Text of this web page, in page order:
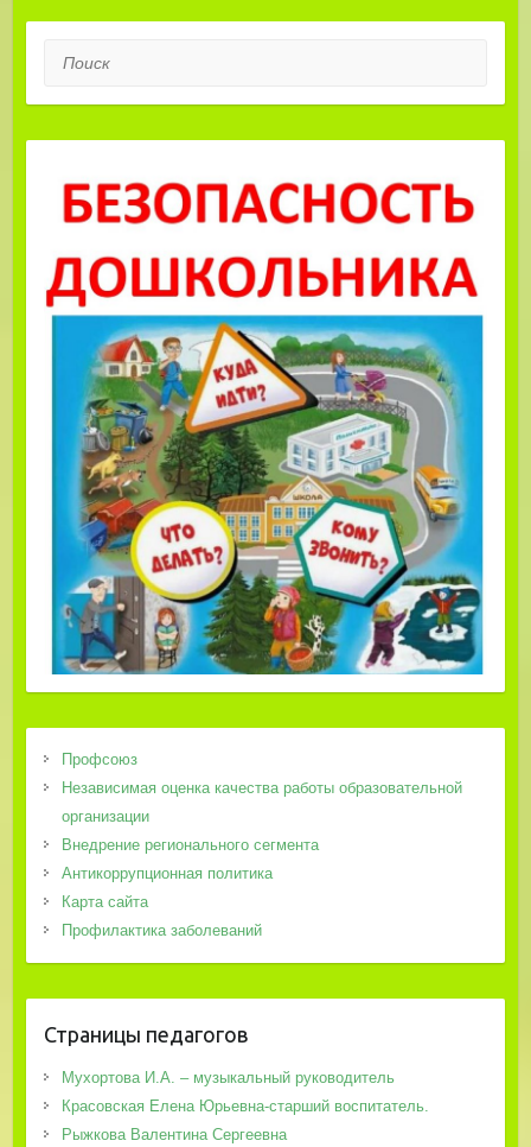
Поиск
Профсоюз
Независимая оценка качества работы образовательной
организации
Внедрение регионального сегмента
Антикоррупционная политика
Карта сайта
Профилактика заболеваний
Страницы педагогов
Мухортова И.А. – музыкальный руководитель
Красовская Елена Юрьевна-старший воспитатель.
Рыжкова Валентина Сергеевна